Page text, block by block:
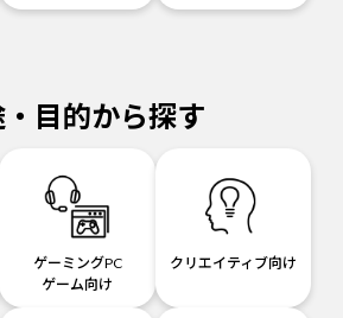
目的から探す
ゲーミングPC
ゲーム向け
クリエイティブ向け